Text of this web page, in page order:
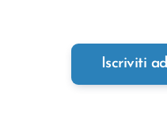
Iscriviti